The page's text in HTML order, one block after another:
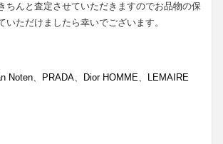
ちんと査定させていただきますのでお品物の保
いただけましたら幸いでございます。
Noten、 PRADA、 Dior HOMME、 LEMAIRE